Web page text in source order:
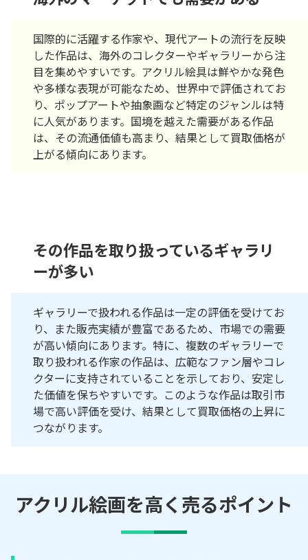
国際的に活躍する作家や、現代アートの流行を反映
した作品は、海外のコレクターやギャラリーから注
目を集めやすいです。アクリル絵具は鮮やかな発色
や多様な表現が可能なため、世界中で評価されてお
り、ポップアートや抽象画など特定のジャンルは特
に人気があります。国境を越えた需要がある作品
は、その流通価値も高まり、結果として買取価格が
上がる傾向にあります。
その作品を取り扱っているギャラリ
ーが多い
ギャラリーで扱われる作品は一定の評価を受けてお
り、また販売実績が豊富であるため、市場での需要
が高い傾向にあります。特に、複数のギャラリーで
取り扱われる作家の作品は、広範なファン層やコレ
クターに支持されていることを示しており、安定し
た価値を保ちやすいです。このような作品は取引市
場で高い評価を受け、結果として買取価格の上昇に
つながります。
アクリル絵画を高く売るポイント